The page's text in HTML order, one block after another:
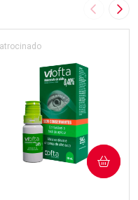
Imagem
COMPRAR